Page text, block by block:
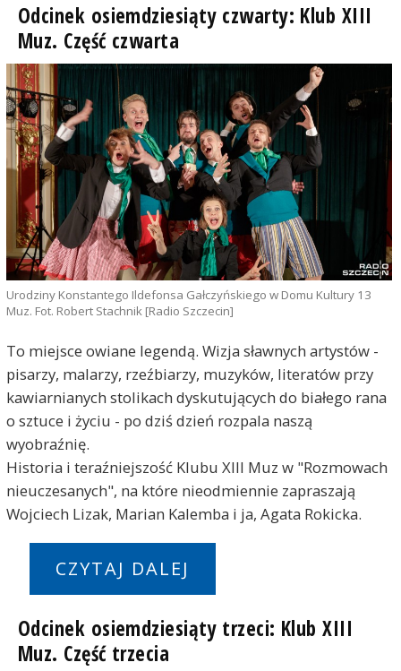
Odcinek osiemdziesiąty czwarty: Klub XIII
Muz. Część czwarta
Urodziny Konstantego Ildefonsa Gałczyńskiego w Domu Kultury 13
Muz. Fot. Robert Stachnik [Radio Szczecin]
To miejsce owiane legendą. Wizja sławnych artystów -
pisarzy, malarzy, rzeźbiarzy, muzyków, literatów przy
kawiarnianych stolikach dyskutujących do białego rana
o sztuce i życiu - po dziś dzień rozpala naszą
wyobraźnię.
Historia i teraźniejszość Klubu XIII Muz w "Rozmowach
nieuczesanych", na które nieodmiennie zapraszają
Wojciech Lizak, Marian Kalemba i ja, Agata Rokicka.
CZYTAJ DALEJ
Odcinek osiemdziesiąty trzeci: Klub XIII
Muz. Część trzecia